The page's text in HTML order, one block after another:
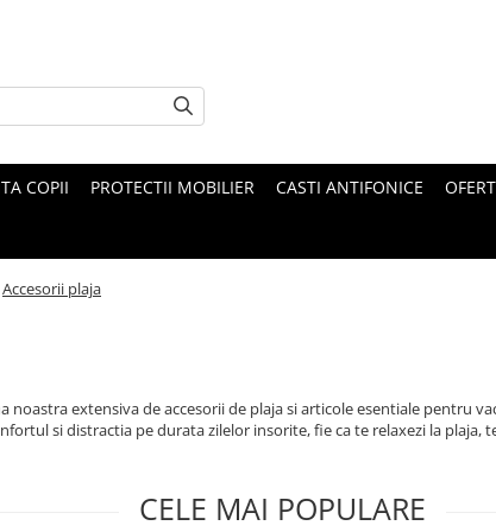
COPII PROTECTII MOBILIER CASTI ANTIFONICE
Accesorii plaja
noastra extensiva de accesorii de plaja si articole esentiale pentru
si distractia pe durata zilelor insorite, fie ca te relaxezi la plaja,
CELE MAI POPULARE